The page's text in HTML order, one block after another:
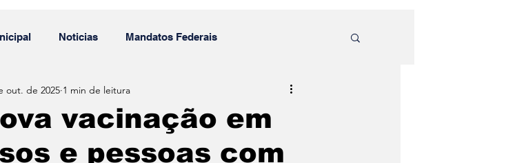
Noticias Mandatos Federais
Porto Alegre Obtuário
Duarte
vacinação em
e pessoas com
out. de 2025 1 min de leitura